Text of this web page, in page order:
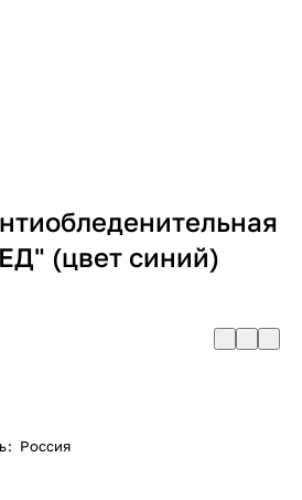
(цвет синий)
: Россия